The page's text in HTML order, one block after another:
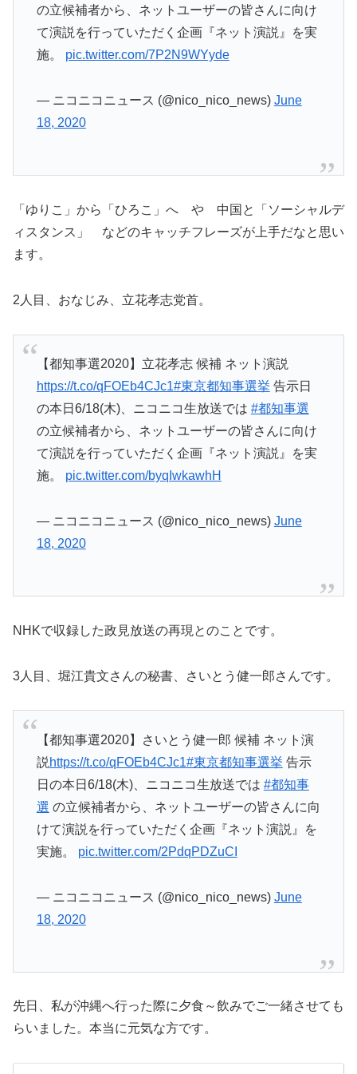
の立候補者から、ネットユーザーの皆さんに向け
て演説を行っていただく企画『ネット演説』を実
施。 pic.twitter.com/7P2N9WYyde
— ニコニコニュース (@nico_nico_news) June
18, 2020
「ゆりこ」から「ひろこ」へ や 中国と「ソーシャルデ
ィスタンス」 などのキャッチフレーズが上手だなと思い
ます。
2人目、おなじみ、立花孝志党首。
【都知事選2020】立花孝志 候補 ネット演説
https://t.co/qFOEb4CJc1#東京都知事選挙 告示日
の本日6/18(木)、ニコニコ生放送では #都知事選
の立候補者から、ネットユーザーの皆さんに向け
て演説を行っていただく企画『ネット演説』を実
施。 pic.twitter.com/byqIwkawhH
— ニコニコニュース (@nico_nico_news) June
18, 2020
NHKで収録した政見放送の再現とのことです。
3人目、堀江貴文さんの秘書、さいとう健一郎さんです。
【都知事選2020】さいとう健一郎 候補 ネット演
説 https://t.co/qFOEb4CJc1#東京都知事選挙 告示
日の本日6/18(木)、ニコニコ生放送では #都知事
選 の立候補者から、ネットユーザーの皆さんに向
けて演説を行っていただく企画『ネット演説』を
実施。 pic.twitter.com/2PdqPDZuCI
— ニコニコニュース (@nico_nico_news) June
18, 2020
先日、私が沖縄へ行った際に夕食～飲みでご一緒させても
らいました。本当に元気な方です。